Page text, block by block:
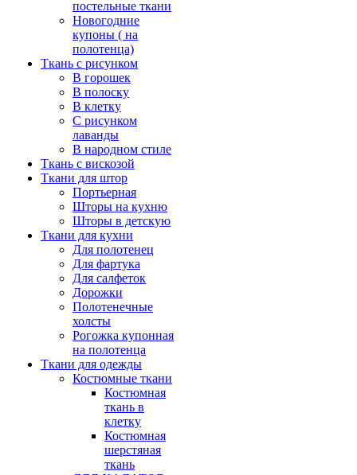
постельные ткани
Новогодние
купоны ( на
полотенца)
Ткань с рисунком
В горошек
В полоску
В клетку
С рисунком
лаванды
В народном стиле
Ткань с вискозой
Ткани для штор
Портьерная
Шторы на кухню
Шторы в детскую
Ткани для кухни
Для полотенец
Для фартука
Для салфеток
Дорожки
Полотенечные
холсты
Рогожка купонная
на полотенца
Ткани для одежды
Костюмные ткани
Костюмная
ткань в
клетку
Костюмная
шерстяная
ткань